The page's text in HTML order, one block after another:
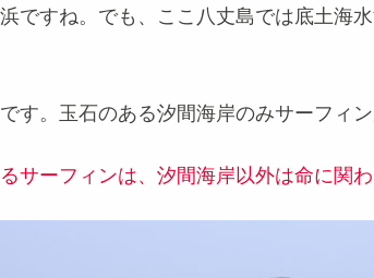
ですね。でも、ここ八丈島では底土海
す。玉石のある汐間海岸のみサーフィン
サーフィンは、 汐間海岸以外は命に関